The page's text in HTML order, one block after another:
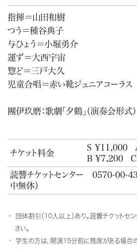
指揮＝山田和樹
つう＝種谷典子
与ひょう＝小堀勇介
運ず＝大西宇宙
惣ど＝三戸大久
児童合唱＝赤い靴ジュニアコーラス
團伊玖磨：歌劇「夕鶴」（演奏会形式）
チケット料金
S ¥11,000
B ¥7,200
読響チケットセンター 0570-00-
中無休）
団体割引（10人以上）あり。読響チケットセ
さい。
学生の方は、開演15分前に残席がある場合